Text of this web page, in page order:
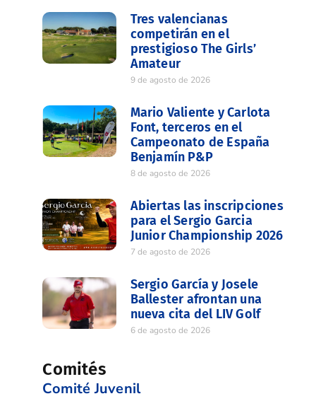
Tres valencianas
competirán en el
prestigioso The Girls’
Amateur
9 de agosto de 2026
Mario Valiente y Carlota
Font, terceros en el
Campeonato de España
Benjamín P&P
8 de agosto de 2026
Abiertas las inscripciones
para el Sergio Garcia
Junior Championship 2026
7 de agosto de 2026
Sergio García y Josele
Ballester afrontan una
nueva cita del LIV Golf
6 de agosto de 2026
Comités
Comité Juvenil